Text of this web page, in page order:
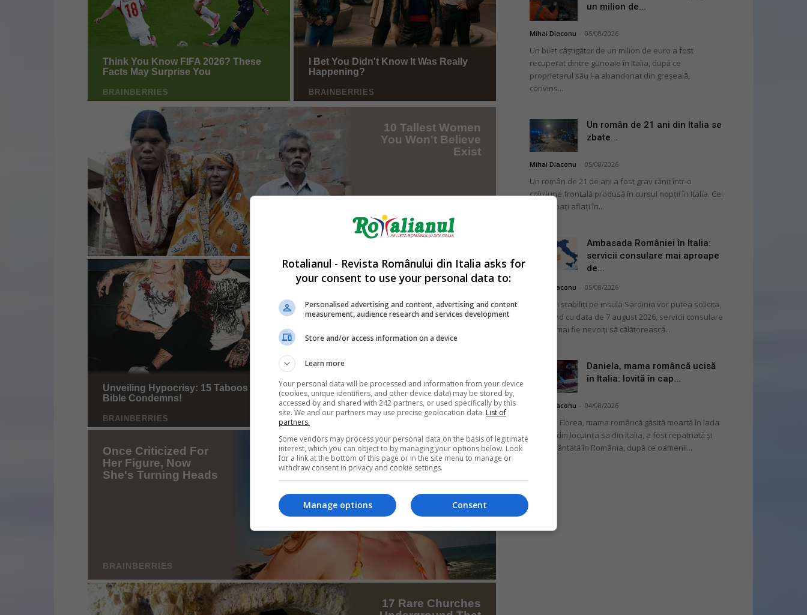
un milion de...
Mihai Diaconu 05/08/2026
Un bilet câștigător de un milion de euro a fost
recuperat dintre gunoaie în Italia, după ce
proprietarul său l-a abandonat din greșeală,
convins...
Un român de 21 ani din Italia se
zbate...
Mihai Diaconu 05/08/2026
Un român de 21 de ani a fost grav rănit într-o
coliziune frontală produsă în cursul nopții în Italia. Cei
doi bărbați aflați în...
Ambasada României în Italia:
servicii consulare mai aproape
de...
Mihai Diaconu 05/08/2026
Românii stabiliți pe insula Sardinia vor putea solicita,
începând cu data de 7 august 2026, servicii consulare
fără să mai fie nevoiți să călătorească...
Daniela, mama româncă ucisă
în Italia: lovită în cap...
Mihai Diaconu 04/08/2026
Daniela Florea, mama româncă găsită moartă în lada
patului din locuința sa din Italia, a fost repatriată și
înmormântată în România, după ce oamenii...
Rotalianul - Revista Românului din Italia asks for
your consent to use your personal data to:
Personalised advertising and content, advertising and content
measurement, audience research and services development
Store and/or access information on a device
Learn more
Your personal data will be processed and information from your device
(cookies, unique identifiers, and other device data) may be stored by,
accessed by and shared with 242 partners, or used specifically by this
site. We and our partners may use precise geolocation data. List of
partners.
Some vendors may process your personal data on the basis of legitimate
interest, which you can object to by managing your options below. Look
for a link at the bottom of this page or in the site menu to manage or
withdraw consent in privacy and cookie settings.
Consent
Manage options